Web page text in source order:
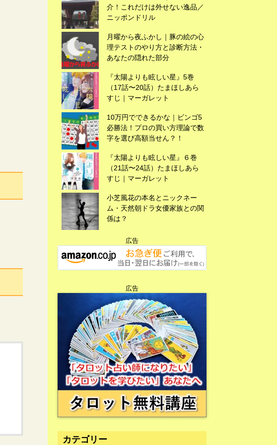
広告
介！これだけは外せない逸品／
ニッポンドリル
月曜から夜ふかし｜豚の絵の心
理テストのやり方と診断方法・
あなたの隠れた部分
『太陽よりも眩しい星』5巻
（17話〜20話）たまほしあら
すじ｜マーガレット
10万円でできるかな｜ビンゴ5
必勝法！プロの買い方理論で数
字を選び高額当せん？！
『太陽よりも眩しい星』６巻
（21話〜24話）たまほしあら
すじ｜マーガレット
小芝風花の本名とニックネー
ム・天然朝ドラ女優家族との関
係は？
広告
広告
カテゴリー